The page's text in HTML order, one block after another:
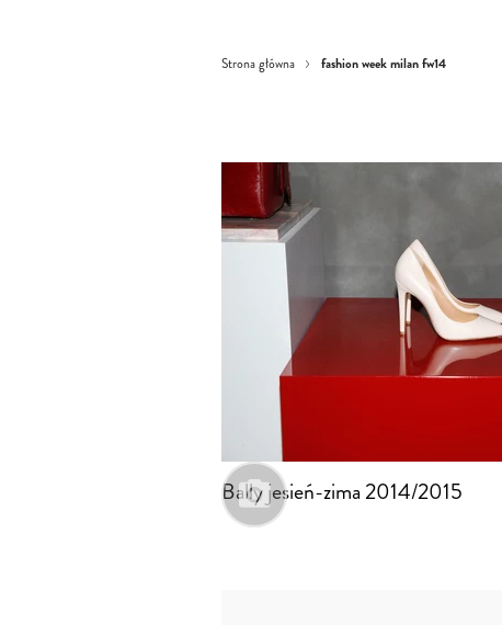
Strona główna fashion week milan fw14
Bally jesień-zima 2014/2015